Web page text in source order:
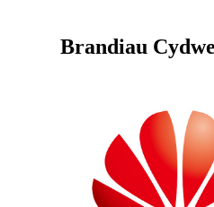
Brandiau